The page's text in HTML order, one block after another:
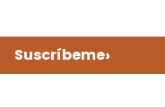
Suscríbeme›